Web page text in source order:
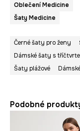
Oblečení Medicine
Šaty Medicine
Černé šaty pro ženy
Dámské šaty s
Šaty plážové
Podobné